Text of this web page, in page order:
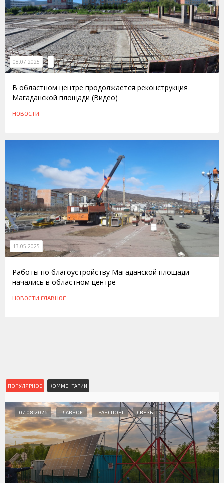
08.07.2025
В областном центре продолжается реконструкция
Магаданской площади (Видео)
НОВОСТИ
13.05.2025
Работы по благоустройству Магаданской площади
начались в областном центре
НОВОСТИ ГЛАВНОЕ
ПОПУЛЯРНОЕ КОММЕНТАРИИ
07.08.2026 ГЛАВНОЕ ТРАНСПОРТ СВЯЗЬ